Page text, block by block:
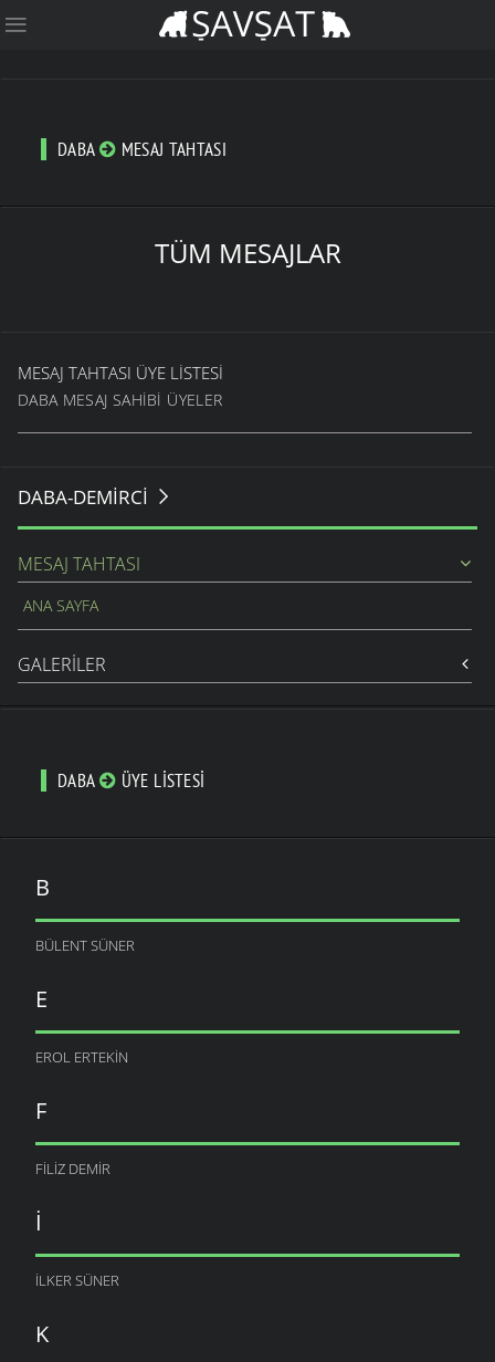
DABA MESAJ TAHTASI
TÜM MESAJLAR
MESAJ TAHTASI ÜYE LISTESI
DABA MESAJ SAHIBI ÜYELER
DABA-DEMIRCI
MESAJ TAHTASI
ANA SAYFA
GALERILER
DABA ÜYE LISTESI
B
BÜLENT SÜNER
E
EROL ERTEKIN
F
FILIZ DEMIR
I
ILKER SÜNER
K